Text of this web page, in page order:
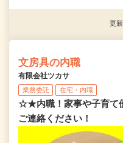
更
文房具の内職
有限会社ツカサ
業務委託 在宅・内職
☆★内職！家事や子育て
ご連絡ください！